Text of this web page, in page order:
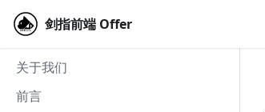
剑指前端 Offer
剑指前端 Offer
关于我们
前言